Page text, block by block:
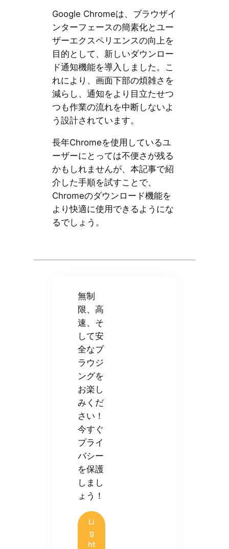
Google Chromeは、ブラウザイ
ンターフェースの簡素化とユー
ザーエクスペリエンスの向上を
目的として、新しいダウンロー
ド通知機能を導入しました。こ
れにより、画面下部の煩雑さを
減らし、通知をより目立たせつ
つも作業の流れを中断しないよ
う設計されています。
長年Chromeを使用しているユ
ーザーにとっては不便さが残る
かもしれませんが、本記事で紹
介した手順を試すことで、
Chromeのダウンロード機能を
より快適に使用できるようにな
るでしょう。
無制
限、高
速、そ
して安
全なブ
ラウジ
ングを
お楽し
みくだ
さい！
今すぐ
プライ
バシー
を保護
しまし
ょう！
Li
g
ht